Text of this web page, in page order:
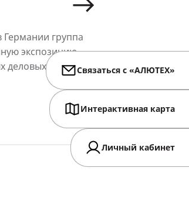
Германии группа
экспозицию
деловых центровСвязаться с «АЛЮТЕХ»
Интерактивная карта
Личный кабинет